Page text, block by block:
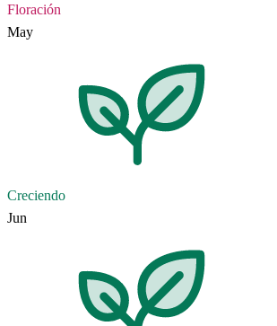
Floración
May
Creciendo
Jun